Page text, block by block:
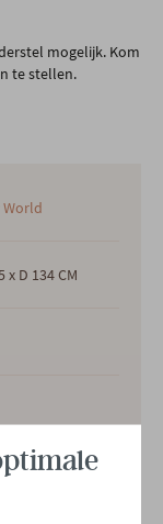
mogelijk. Kom
te stellen.
World
x D 134 CM